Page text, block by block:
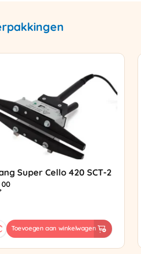
Super Cello 420 SCT-2
00
Toevoegen aan winkelwagen